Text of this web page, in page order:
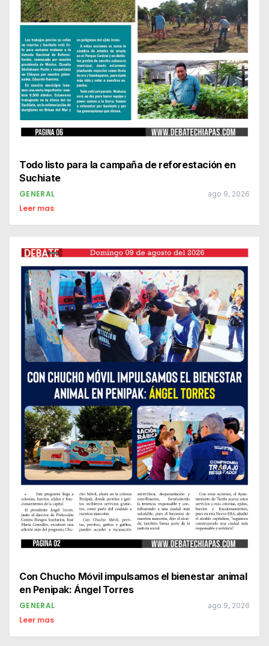
Todo listo para la campaña de reforestación en
Suchiate
GENERAL ago 9, 2026
Leer mas
Con Chucho Móvil impulsamos el bienestar animal
en Penipak: Ángel Torres
GENERAL ago 9, 2026
Leer mas